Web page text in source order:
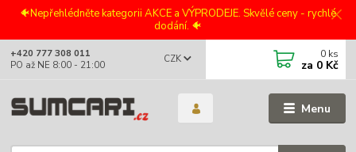
🐠Nepřehlédněte kategorii AKCE a VÝPRODEJE. Skvělé ceny - rychlé
dodání. 🐠
Menu
CZK
+420 777 308 011
PO až NE 8:00 - 21:00
0 ks
za 0 Kč